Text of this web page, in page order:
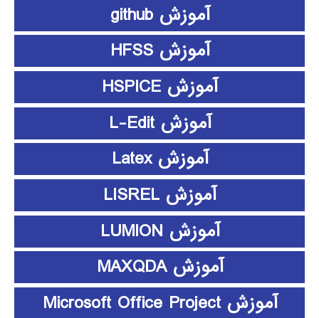
آموزش github
آموزش HFSS
آموزش HSPICE
آموزش L-Edit
آموزش Latex
آموزش LISREL
آموزش LUMION
آموزش MAXQDA
آموزش Microsoft Office Project